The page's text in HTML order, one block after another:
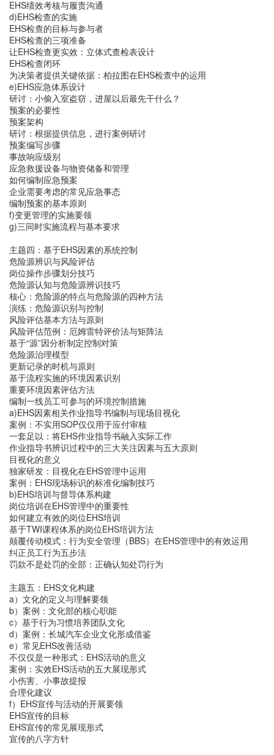
EHS绩效考核与履责沟通
d)EHS检查的实施
EHS检查的目标与参与者
EHS检查的三项准备
让EHS检查更实效：立体式查检表设计
EHS检查闭环
为决策者提供关键依据：柏拉图在EHS检查中的运用
e)EHS应急体系设计
研讨：小偷入室盗窃，进屋以后最先干什么？
预案的必要性
预案架构
研讨：根据提供信息，进行案例研讨
预案编写步骤
事故响应级别
应急救援设备与物资储备和管理
如何编制应急预案
企业需要考虑的常见应急事态
编制预案的基本原则
f)变更管理的实施要领
g)三同时实施流程与基本要求
主题四：基于EHS因素的系统控制
危险源辨识与风险评估
岗位操作步骤划分技巧
危险源认知与危险源辨识技巧
核心：危险源的特点与危险源的四种方法
演练：危险源识别与控制
风险评估基本方法与原则
风险评估范例：厄姆雷特评价法与矩阵法
基于“源”因分析制定控制对策
危险源治理模型
更新记录的时机与原则
基于流程实施的环境因素识别
重要环境因素评估方法
编制一线员工可参与的环境控制措施
a)EHS因素相关作业指导书编制与现场目视化
案例：不实用SOP仅仅用于应付审核
一套足以：将EHS作业指导书融入实际工作
作业指导书辨识过程中的三大关注因素与五大原则
目视化的意义
独家研发：目视化在EHS管理中运用
案例：EHS现场标识的标准化编制技巧
b)EHS培训与督导体系构建
岗位培训在EHS管理中的重要性
如何建立有效的岗位EHS培训
基于TWI课程体系的岗位EHS培训方法
颠覆传动模式：行为安全管理（BBS）在EHS管理中的有效运用
纠正员工行为五步法
罚款不是处罚的全部：正确认知处罚行为
主题五：EHS文化构建
a）文化的定义与理解要领
b）案例：文化部的核心职能
c）基于行为习惯培养团队文化
d）案例：长城汽车企业文化形成借鉴
e）常见EHS改善活动
不仅仅是一种形式：EHS活动的意义
案例：实效EHS活动的五大展现形式
小伤害、小事故提报
合理化建议
f）EHS宣传与活动的开展要领
EHS宣传的目标
EHS宣传的常见展现形式
宣传的八字方针